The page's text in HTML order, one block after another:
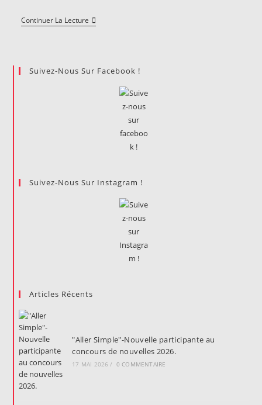
Continuer La LectureNew
Year,
:
A
Progressive
Positivity
Suivez-Nous Sur Facebook !
Suivez-Nous Sur Instagram !
Articles Récents
"Aller Simple"-Nouvelle participante au
concours de nouvelles 2026.
17 MAI 2026 / 0 COMMENTAIRE